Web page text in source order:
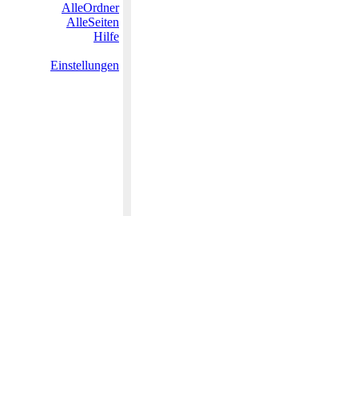
AlleOrdner
AlleSeiten
Hilfe
Einstellungen